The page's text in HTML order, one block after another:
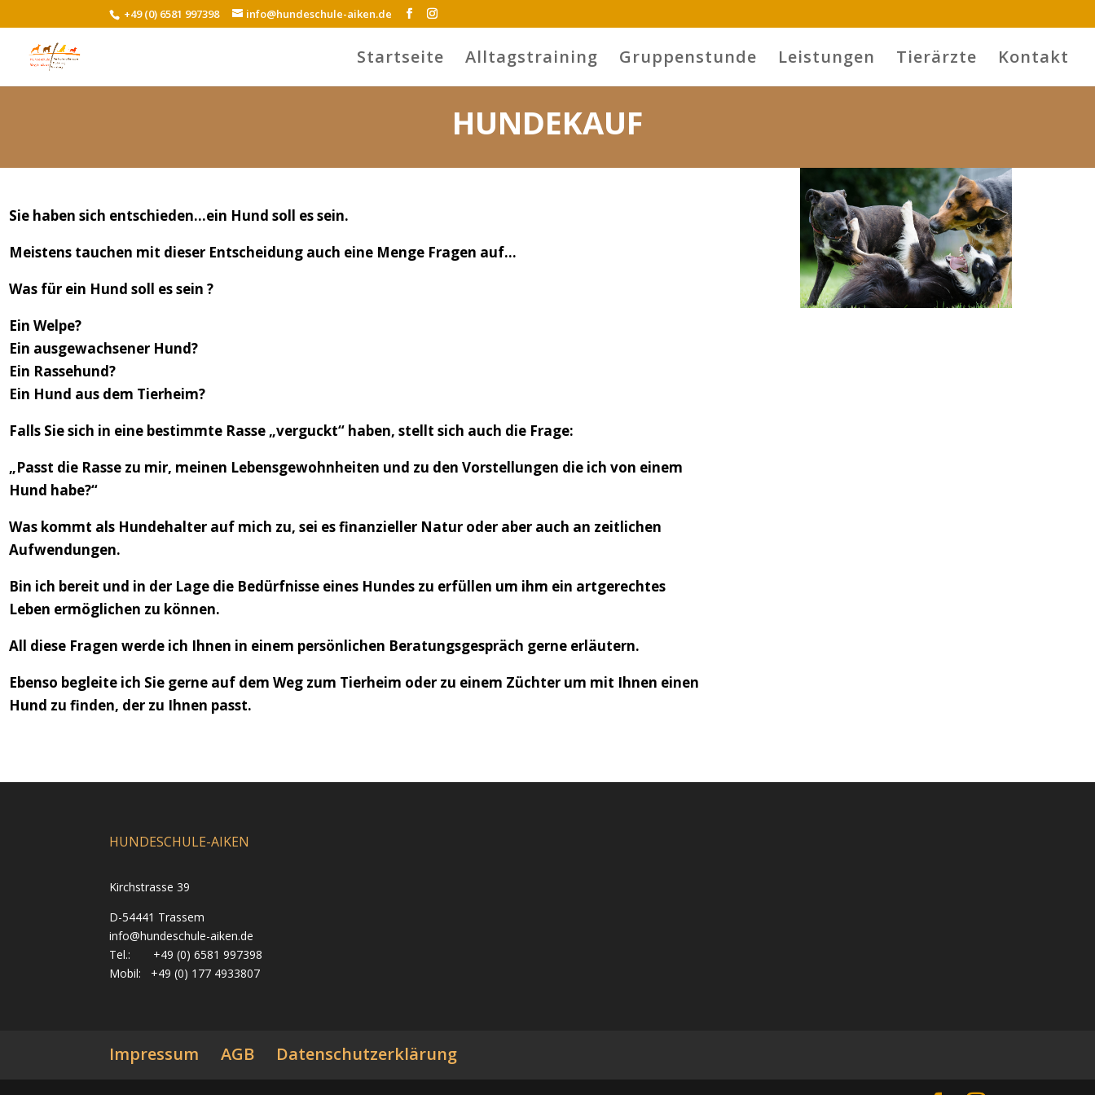
+49 (0) 6581 997398 info@hundeschule-aiken.de
Startseite Alltagstraining Gruppenstunde Leistungen Tierärzte Kontakt
HUNDEKAUF
Sie haben sich entschieden…ein Hund soll es sein.
Meistens tauchen mit dieser Entscheidung auch eine Menge Fragen auf…
Was für ein Hund soll es sein ?
Ein Welpe?
Ein ausgewachsener Hund?
Ein Rassehund?
Ein Hund aus dem Tierheim?
Falls Sie sich in eine bestimmte Rasse „verguckt“ haben, stellt sich auch die Frage:
„Passt die Rasse zu mir, meinen Lebensgewohnheiten und zu den Vorstellungen die ich von einem
Hund habe?“
Was kommt als Hundehalter auf mich zu, sei es finanzieller Natur oder aber auch an zeitlichen
Aufwendungen.
Bin ich bereit und in der Lage die Bedürfnisse eines Hundes zu erfüllen um ihm ein artgerechtes
Leben ermöglichen zu können.
All diese Fragen werde ich Ihnen in einem persönlichen Beratungsgespräch gerne erläutern.
Ebenso begleite ich Sie gerne auf dem Weg zum Tierheim oder zu einem Züchter um mit Ihnen einen
Hund zu finden, der zu Ihnen passt.
HUNDESCHULE-AIKEN
Kirchstrasse 39
D-54441 Trassem
info@hundeschule-aiken.de
Tel.: +49 (0) 6581 997398
Mobil: +49 (0) 177 4933807
Impressum AGB Datenschutzerklärung